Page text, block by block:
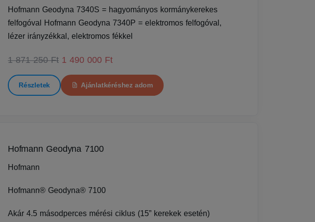
Hofmann Geodyna 7340S = hagyományos kormánykerekes
felfogóval Hofmann Geodyna 7340P = elektromos felfogóval,
lézer irányzékkal, elektromos fékkel
1 871 250 Ft 1 490 000 Ft
Részletek Ajánlatkéréshez adom
Hofmann Geodyna 7100
Hofmann
Hofmann® Geodyna® 7100
Akár 4.5 másodperces mérési ciklus (15” kerekek esetén)